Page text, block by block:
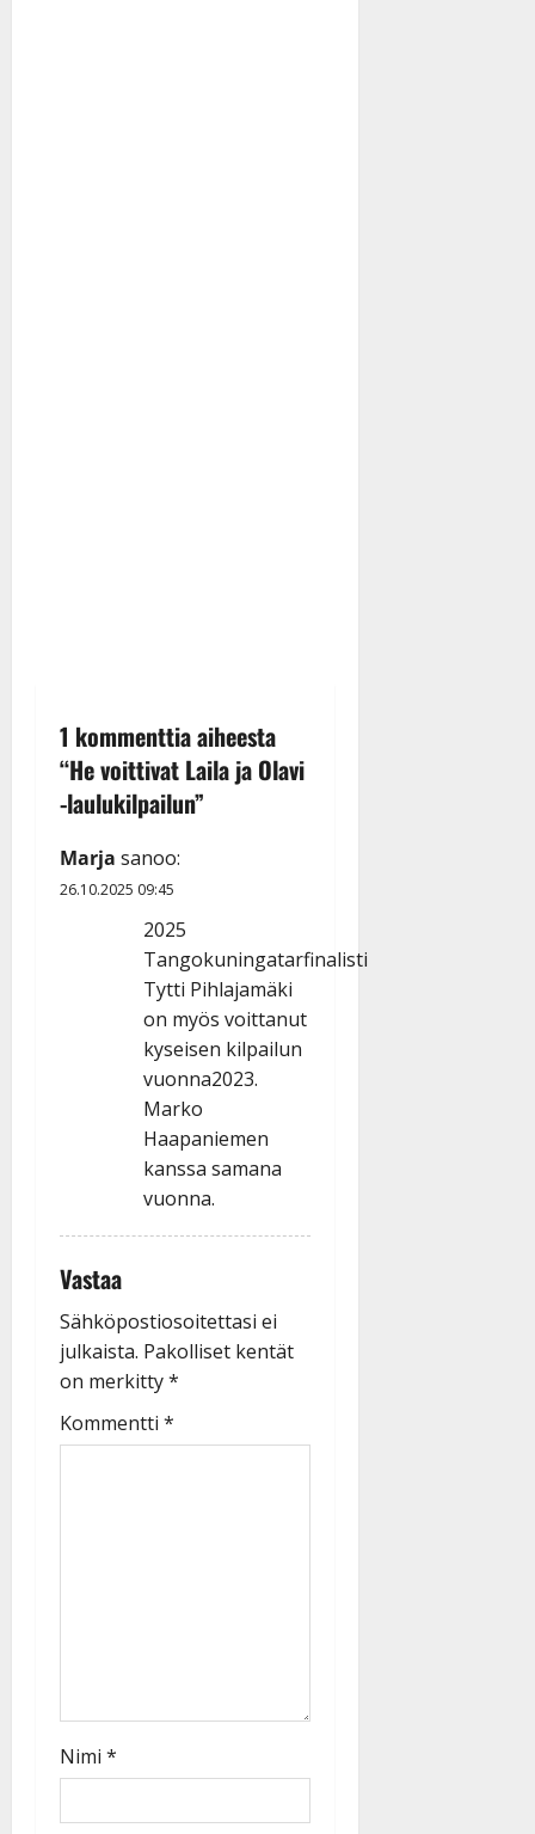
1 kommenttia aiheesta
“He voittivat Laila ja Olavi
-laulukilpailun”
Marja sanoo:
26.10.2025 09:45
2025
Tangokuningatarfinalisti
Tytti Pihlajamäki
on myös voittanut
kyseisen kilpailun
vuonna2023.
Marko
Haapaniemen
kanssa samana
vuonna.
Vastaa
Sähköpostiosoitettasi ei
julkaista. Pakolliset kentät
on merkitty*
Kommentti *
Nimi *